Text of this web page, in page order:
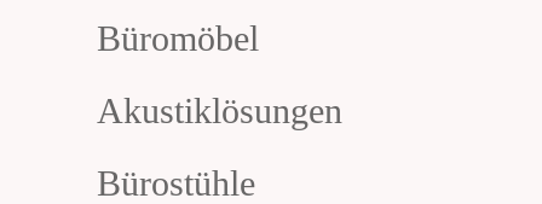
Büromöbel
Akustiklösungen
Bürostühle